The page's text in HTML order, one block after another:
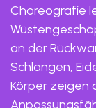
Choreografie
an der
Schlangen,
Körper zeigen